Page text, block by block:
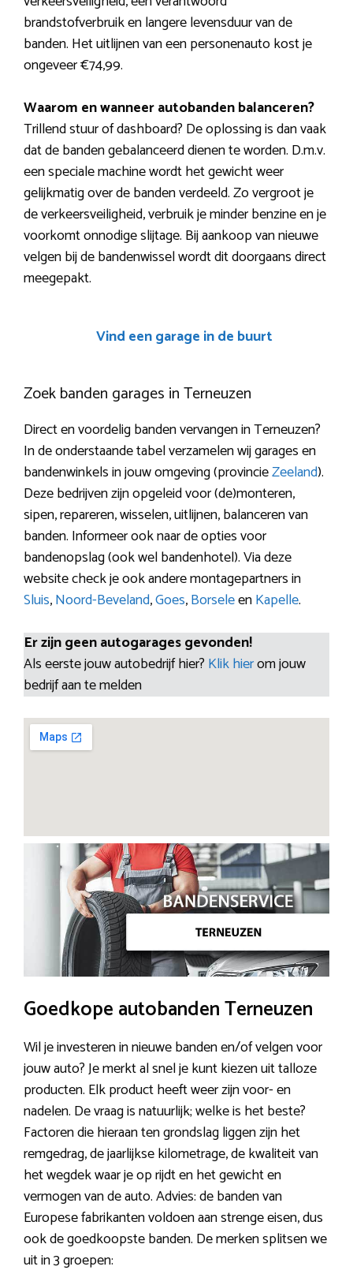
brandstofverbruik en langere levensduur van de
banden. Het uitlijnen van een personenauto kost je
ongeveer €74,99.
Waarom en wanneer autobanden balanceren?
Trillend stuur of dashboard? De oplossing is dan vaak
dat de banden gebalanceerd dienen te worden. D.m.v.
een speciale machine wordt het gewicht weer
gelijkmatig over de banden verdeeld. Zo vergroot je
de verkeersveiligheid, verbruik je minder benzine en je
voorkomt onnodige slijtage. Bij aankoop van nieuwe
velgen bij de bandenwissel wordt dit doorgaans direct
meegepakt.
Vind een garage in de buurt
Zoek banden garages in Terneuzen
Direct en voordelig banden vervangen in Terneuzen?
In de onderstaande tabel verzamelen wij garages en
bandenwinkels in jouw omgeving (provincieZeeland).
Deze bedrijven zijn opgeleid voor (de)monteren,
sipen, repareren, wisselen, uitlijnen, balanceren van
banden. Informeer ook naar de opties voor
bandenopslag (ook wel bandenhotel). Via deze
website check je ook andere montagepartners in
Sluis,Noord-Beveland,Goes,BorseleenKapelle.
Er zijn geen autogarages gevonden!
Als eerste jouw autobedrijf hier? Klik hierom jouw
bedrijf aan te melden
Goedkope autobanden Terneuzen
Wil je investeren in nieuwe banden en/of velgen voor
jouw auto? Je merkt al snel je kunt kiezen uit talloze
producten. Elk product heeft weer zijn voor- en
nadelen. De vraag is natuurlijk; welke is het beste?
Factoren die hieraan ten grondslag liggen zijn het
remgedrag, de jaarlijkse kilometrage, de kwaliteit van
het wegdek waar je op rijdt en het gewicht en
vermogen van de auto. Advies: de banden van
Europese fabrikanten voldoen aan strenge eisen, dus
ook de goedkoopste banden. De merken splitsen we
uit in 3 groepen: